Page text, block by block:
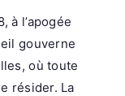
à l’apogée
gouverne
où toute
résider. La